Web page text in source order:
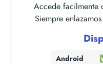
Accede facilmente
Siempre
Android